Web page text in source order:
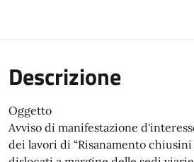
Descrizione
Oggetto
Avviso di manifestazione
dei lavori di “Risanamento